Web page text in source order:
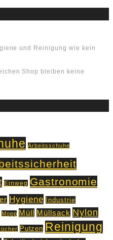
und Reinigung wie kein
Shop bleiben keine
Arbeitsschuhe
Einweg Gastronomie
Hygiene Industrie
Mopp Müll Müllsack Nylon
Putzen Reinigung